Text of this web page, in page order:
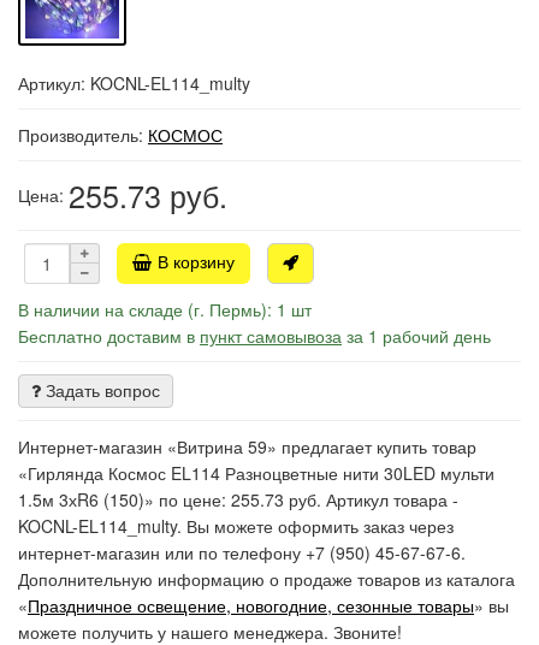
Артикул: KOCNL-EL114_multy
Производитель: КОСМОС
Цена: 255.73 руб.
В корзину
В наличии на складе (г. Пермь): 1 шт
Бесплатно доставим в пункт самовывоза за 1 рабочий день
Задать вопрос
Интернет-магазин «Витрина 59» предлагает купить товар
«Гирлянда Космос EL114 Разноцветные нити 30LED мульти
1.5м 3хR6 (150)» по цене: 255.73 руб. Артикул товара -
KOCNL-EL114_multy. Вы можете оформить заказ через
интернет-магазин или по телефону +7 (950) 45-67-67-6.
Дополнительную информацию о продаже товаров из каталога
«Праздничное освещение, новогодние, сезонные товары» вы
можете получить у нашего менеджера. Звоните!